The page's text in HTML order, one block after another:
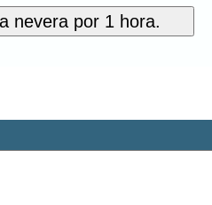
nevera por 1 hora.